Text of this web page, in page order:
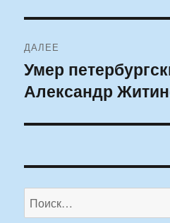
ДАЛЕЕ
Следующая
запись:
Умер
Александр
Искать: